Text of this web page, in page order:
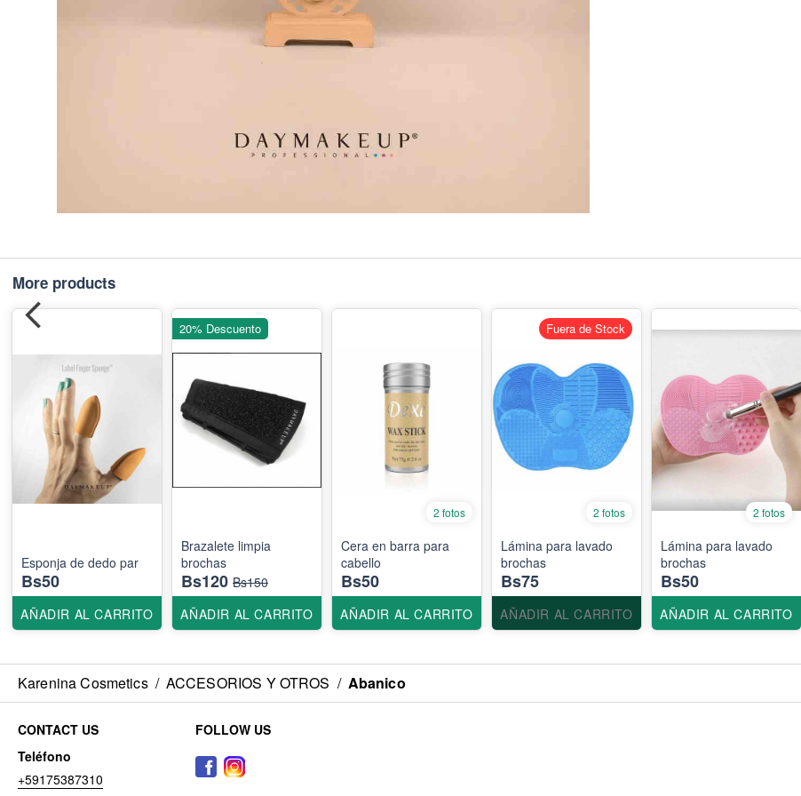
More products
Esponja de dedo par
Bs50
AÑADIR AL CARRITO
Brazalete limpia
brochas
Bs120 Bs150
AÑADIR AL CARRITO
20% Descuento
2 fotos
Cera en barra para
cabello
Bs50
AÑADIR AL CARRITO
2 fotos
Lámina para lavado
brochas
Bs75
AÑADIR AL CARRITO
Fuera de Stock
2 fotos
Lámina para lavado
brochas
Bs50
AÑADIR AL CARRITO
Karenina Cosmetics / ACCESORIOS Y OTROS / Abanico
CONTACT US
Teléfono
+59175387310
FOLLOW US